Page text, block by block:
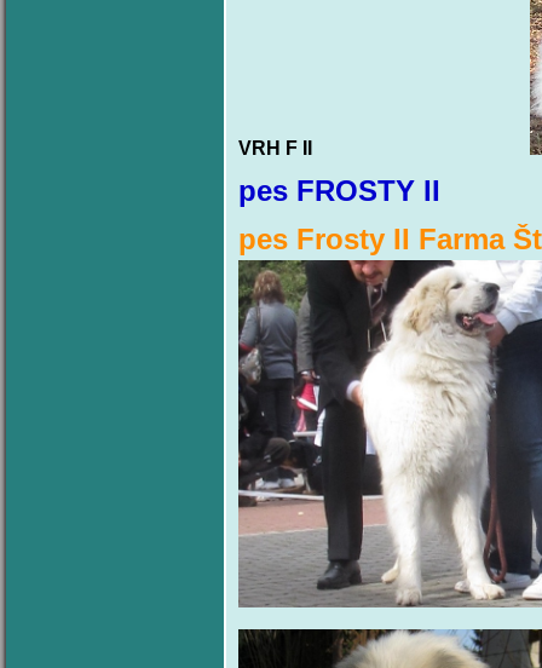
VRH F II
pes
pes Frosty II Farma